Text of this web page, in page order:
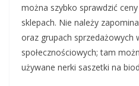
można szybko sprawdzić
sklepach. Nie należy
oraz grupach sprzedażowych
społecznościowych; tam
używane nerki saszetki na